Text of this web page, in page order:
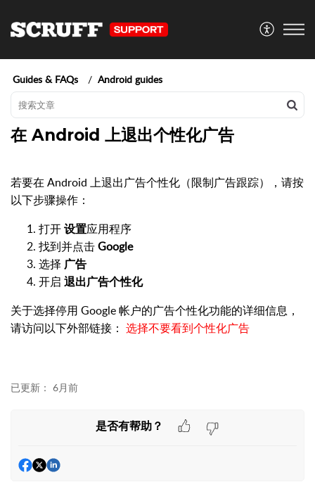
Guides & FAQs Android guides
在 Android 上退出个性化广告
若要在 Android 上退出广告个性化（限制广告跟踪），请按
以下步骤操作：
打开设置应用程序
找到并点击Google
选择 广告
开启 退出广告个性化
关于选择停用 Google 帐户的广告个性化功能的详细信息，
请访问以下外部链接： 选择不要看到个性化广告
已更新： 6月前
是否有帮助？